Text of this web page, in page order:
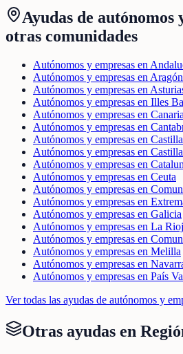
Ayudas de autónomos
otras comunidades
Autónomos y empresas en
Autónomos y empresas en Aragón
Autónomos y empresas en
Autónomos y empresas en Illes
Autónomos y empresas en
Autónomos y empresas en
Autónomos y empresas en
Autónomos y empresas en
Autónomos y empresas en
Autónomos y empresas en Ceuta
Autónomos y empresas en
Autónomos y empresas en
Autónomos y empresas en Galicia
Autónomos y empresas en La
Autónomos y empresas en
Autónomos y empresas en Melilla
Autónomos y empresas en
Autónomos y empresas en País
Ver todas las ayudas de autónomos y
Otras ayudas en